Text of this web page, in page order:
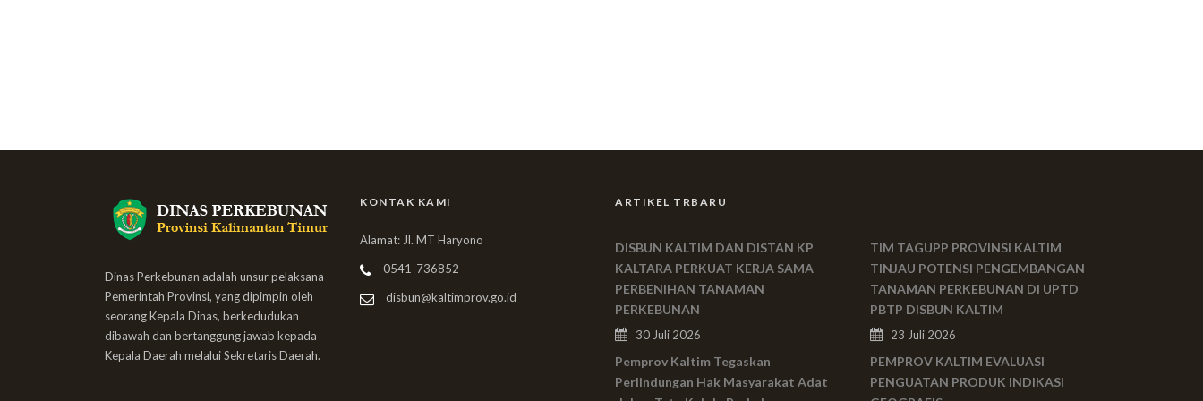
Dinas Perkebunan adalah unsur pelaksana
Pemerintah Provinsi, yang dipimpin oleh
seorang Kepala Dinas, berkedudukan
dibawah dan bertanggung jawab kepada
Kepala Daerah melalui Sekretaris Daerah.
KONTAK KAMI
Alamat: Jl. MT Haryono
0541-736852
disbun@kaltimprov.go.id
ARTIKEL TRBARU
DISBUN KALTIM DAN DISTAN KP
KALTARA PERKUAT KERJA SAMA
PERBENIHAN TANAMAN
PERKEBUNAN
30 Juli 2026
Pemprov Kaltim Tegaskan
Perlindungan Hak Masyarakat Adat
TIM TAGUPP PROVINSI KALTIM
TINJAU POTENSI PENGEMBANGAN
TANAMAN PERKEBUNAN DI UPTD
PBTP DISBUN KALTIM
23 Juli 2026
PEMPROV KALTIM EVALUASI
PENGUATAN PRODUK INDIKASI